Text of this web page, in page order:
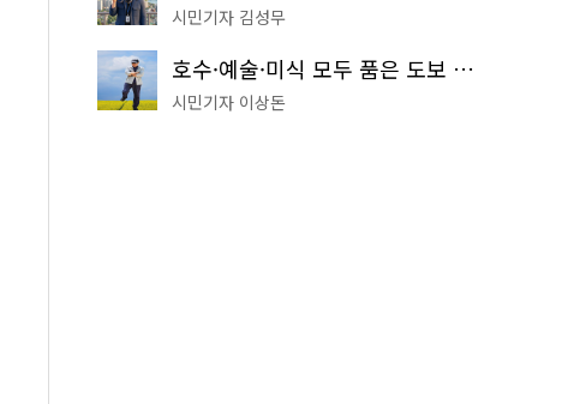
시민기자 김성무
호수·예술·미식 모두 품은 도보 코스! 서울식물원~LG아트센터~마곡테라스거리
시민기자 이상돈